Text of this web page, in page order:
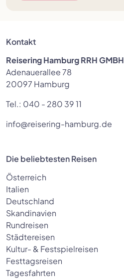
Kontakt
Reisering Hamburg RRH GMBH
Adenauerallee 78
20097 Hamburg
Tel.: 040 - 280 39 11
info@reisering-hamburg.de
Die beliebtesten Reisen
Österreich
Italien
Deutschland
Skandinavien
Rundreisen
Städtereisen
Kultur- & Festspielreisen
Festtagsreisen
Tagesfahrten